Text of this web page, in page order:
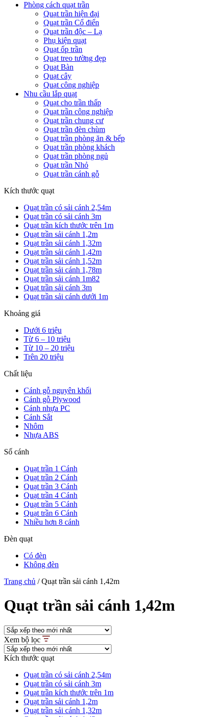
Phòng cách quạt trần
Quạt trần hiện đại
Quạt trần Cổ điển
Quạt trần độc – Lạ
Phụ kiện quạt
Quạt ốp trần
Quạt treo tường đẹp
Quạt Bàn
Quạt cây
Quạt công nghiệp
Nhu cầu lắp quạt
Quạt cho trần thấp
Quạt trần công nghiệp
Quạt trần chung cư
Quạt trần đèn chùm
Quạt trần phòng ăn & bếp
Quạt trần phòng khách
Quạt trần phòng ngủ
Quạt trần Nhỏ
Quạt trần cánh gỗ
Kích thước quạt
Quạt trần có sải cánh 2,54m
Quạt trần có sải cánh 3m
Quạt trần kích thước trên 1m
Quạt trần sải cánh 1,2m
Quạt trần sải cánh 1,32m
Quạt trần sải cánh 1,42m
Quạt trần sải cánh 1,52m
Quạt trần sải cánh 1,78m
Quạt trần sải cánh 1m82
Quạt trần sải cánh 3m
Quạt trần sải cánh dưới 1m
Khoảng giá
Dưới 6 triệu
Từ 6 – 10 triệu
Từ 10 – 20 triệu
Trên 20 triệu
Chất liệu
Cánh gỗ nguyên khối
Cánh gỗ Plywood
Cánh nhựa PC
Cánh Sắt
Nhôm
Nhựa ABS
Số cánh
Quạt trần 1 Cánh
Quạt trần 2 Cánh
Quạt trần 3 Cánh
Quạt trần 4 Cánh
Quạt trần 5 Cánh
Quạt trần 6 Cánh
Nhiều hơn 8 cánh
Đèn quạt
Có đèn
Không đèn
Trang chủ /Quạt trần sải cánh 1,42m
Quạt trần sải cánh 1,42m
Xem bộ lọc
Kích thước quạt
Quạt trần có sải cánh 2,54m
Quạt trần có sải cánh 3m
Quạt trần kích thước trên 1m
Quạt trần sải cánh 1,2m
Quạt trần sải cánh 1,32m